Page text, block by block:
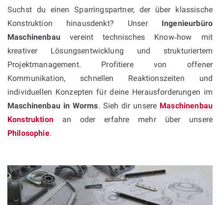
Suchst du einen Sparringspartner, der über klassische
Konstruktion hinausdenkt? Unser Ingenieurbüro
Maschinenbauvereint technisches Know‑how mit
kreativer Lösungsentwicklung und strukturiertem
Projektmanagement. Profitiere von offener
Kommunikation, schnellen Reaktionszeiten und
individuellen Konzepten für deine Herausforderungen im
Maschinenbau in Worms. Sieh dir unsere Maschinenbau
Konstruktionan oder erfahre mehr über unsere
Philosophie.